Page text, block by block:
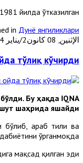
йилда ўтказилган.
in Дунё янгиликлари
الإثنين, 08 كانون2/يناير 2024 00:00
тўлиқ кўчирди
Бу ҳақда IQNA
шаҳрида яшайди.
бўлиб, араб тили ва
ўрганмоқда.
мақсад қилган эди.